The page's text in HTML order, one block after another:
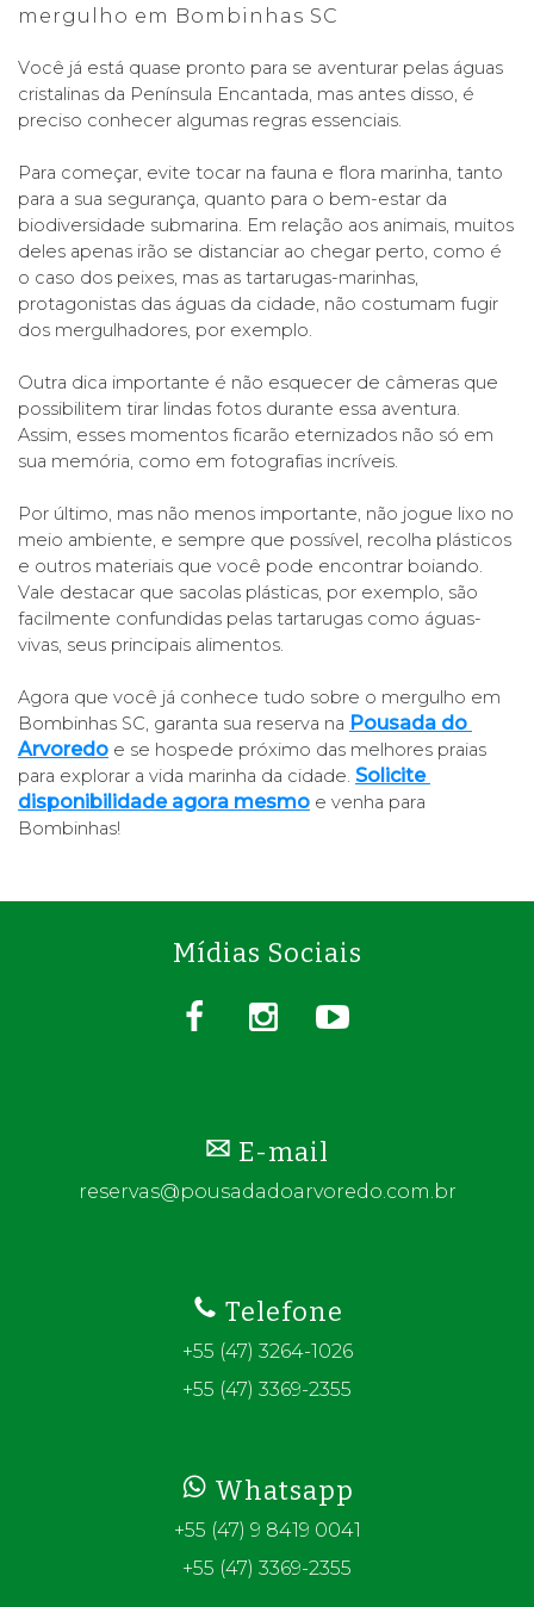
mergulho em Bombinhas SC
Você já está quase pronto para se aventurar pelas águas
cristalinas da Península Encantada, mas antes disso, é
preciso conhecer algumas regras essenciais.
Para começar, evite tocar na fauna e flora marinha, tanto
para a sua segurança, quanto para o bem-estar da
biodiversidade submarina. Em relação aos animais, muitos
deles apenas irão se distanciar ao chegar perto, como é
o caso dos peixes, mas as tartarugas-marinhas,
protagonistas das águas da cidade, não costumam fugir
dos mergulhadores, por exemplo.
Outra dica importante é não esquecer de câmeras que
possibilitem tirar lindas fotos durante essa aventura.
Assim, esses momentos ficarão eternizados não só em
sua memória, como em fotografias incríveis.
Por último, mas não menos importante, não jogue lixo no
meio ambiente, e sempre que possível, recolha plásticos
e outros materiais que você pode encontrar boiando.
Vale destacar que sacolas plásticas, por exemplo, são
facilmente confundidas pelas tartarugas como águas-
vivas, seus principais alimentos.
Agora que você já conhece tudo sobre o mergulho em
Bombinhas SC, garanta sua reserva na Pousada do
Arvoredo e se hospede próximo das melhores praias
para explorar a vida marinha da cidade. Solicite
disponibilidade agora mesmo e venha para
Bombinhas!
Mídias Sociais
E-mail
reservas@pousadadoarvoredo.com.br
Telefone
+55 (47) 3264-1026
+55 (47) 3369-2355
Whatsapp
+55 (47) 9 8419 0041
+55 (47) 3369-2355